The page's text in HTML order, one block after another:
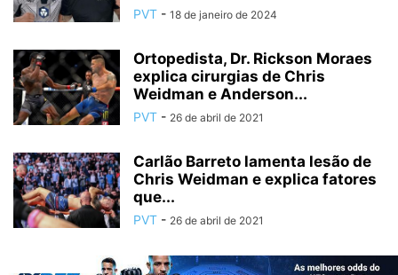
PVT - 18 de janeiro de 2024
Ortopedista, Dr. Rickson Moraes
explica cirurgias de Chris
Weidman e Anderson...
PVT - 26 de abril de 2021
Carlão Barreto lamenta lesão de
Chris Weidman e explica fatores
que...
PVT - 26 de abril de 2021